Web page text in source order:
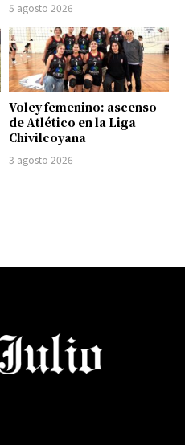
5 agosto 2026
Voley femenino: ascenso
de Atlético en la Liga
Chivilcoyana
3 agosto 2026